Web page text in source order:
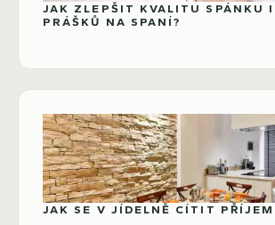
JAK ZLEPŠIT KVALITU SPÁNKU I
PRÁŠKŮ NA SPANÍ?
JAK SE V JÍDELNĚ CÍTIT